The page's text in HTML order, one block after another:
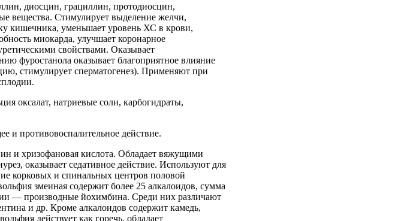
диосцин, грациллин, протодиосцин,
вещества. Стимулирует выделение желчи,
кишечника, уменьшает уровень ХС в крови,
миокарда, улучшает коронарное
свойствами. Оказывает
фуростанола оказывает благоприятное влияние
стимулирует сперматогенез). Применяют при
оксалат, натриевые соли, карбогидраты,
и противовоспалительное действие.
и хризофановая кислота. Обладает вяжущими
оказывает седативное действие. Используют для
корковых и спинальных центров половой
змеиная содержит более 25 алкалоидов, сумма
— производные йохимбина. Среди них различают
и др. Кроме алкалоидов содержит камедь,
действует как горечь, обладает